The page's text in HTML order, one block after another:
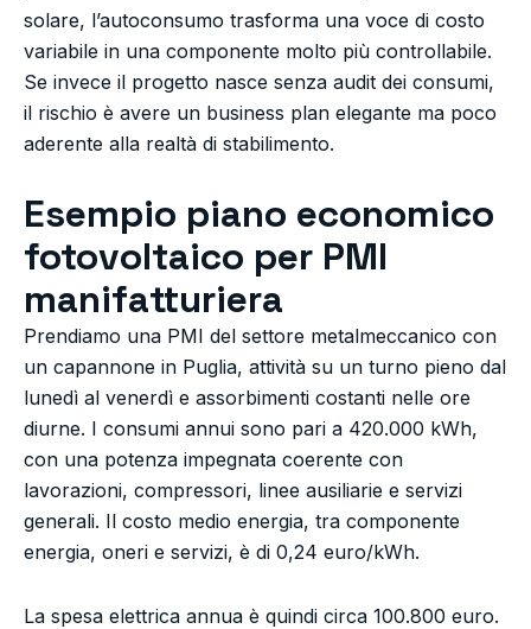
solare, l’autoconsumo trasforma una voce di costo
variabile in una componente molto più controllabile.
Se invece il progetto nasce senza audit dei consumi,
il rischio è avere un business plan elegante ma poco
aderente alla realtà di stabilimento.
Esempio piano economico
fotovoltaico per PMI
manifatturiera
Prendiamo una PMI del settore metalmeccanico con
un capannone in Puglia, attività su un turno pieno dal
lunedì al venerdì e assorbimenti costanti nelle ore
diurne. I consumi annui sono pari a 420.000 kWh,
con una potenza impegnata coerente con
lavorazioni, compressori, linee ausiliarie e servizi
generali. Il costo medio energia, tra componente
energia, oneri e servizi, è di 0,24 euro/kWh.
La spesa elettrica annua è quindi circa 100.800 euro.